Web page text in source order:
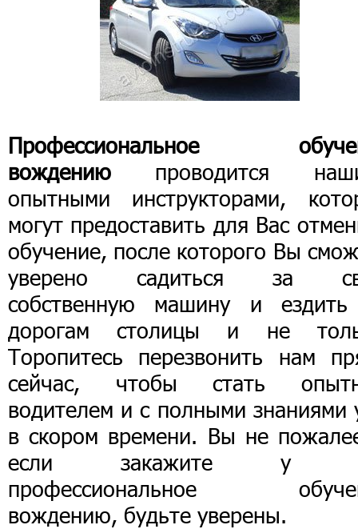
Профессиональное
вождению проводится
опытными инструкторами,
могут предоставить для Вас
обучение, после которого Вы
уверено садиться за
собственную машину и
дорогам столицы и не
Торопитесь перезвонить нам
сейчас, чтобы стать
водителем и с полными знаниями
в скором времени. Вы не
если закажите у
профессиональное
вождению, будьте уверены.